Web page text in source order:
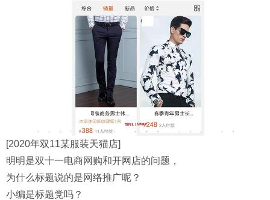
[2020年双11某服装天猫店]
明明是双十一电商网购和开网店的问题，
为什么标题说的是网络推广呢？
小编是标题党吗？